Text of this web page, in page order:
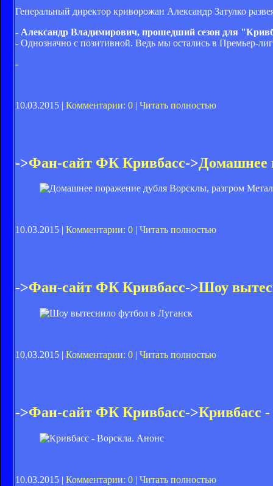
Генеральный директор криворожан Александр Затулко
- Александр Владимирович, прошедший сезон для
- Однозначно с позитивной. Ведь мы остались в Премьер-
-
10.03.2015 | Комментарии: 0 | Читать полностью
->Фан-сайт ФК Кривбасс->Домашнее
10.03.2015 | Комментарии: 0 | Читать полностью
->Фан-сайт ФК Кривбасс->Шоу
10.03.2015 | Комментарии: 0 | Читать полностью
->Фан-сайт ФК Кривбасс->Кривбасс
10.03.2015 | Комментарии: 0 | Читать полностью